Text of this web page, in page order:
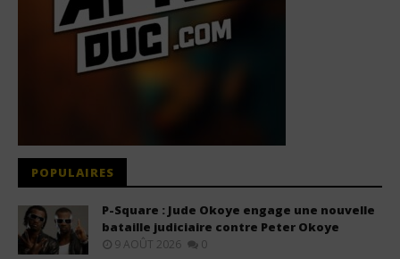
POPULAIRES
P-Square : Jude Okoye engage une nouvelle
bataille judiciaire contre Peter Okoye
9 AOÛT 2026 0